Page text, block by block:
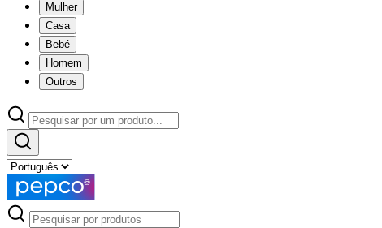
Mulher
Casa
Bebé
Homem
Outros